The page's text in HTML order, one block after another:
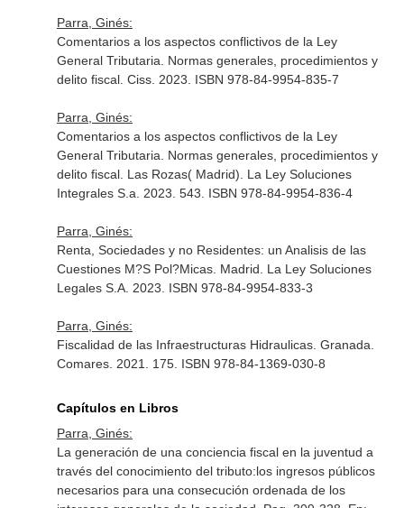
Parra, Ginés:
Comentarios a los aspectos conflictivos de la Ley
General Tributaria. Normas generales, procedimientos y
delito fiscal. Ciss. 2023. ISBN 978-84-9954-835-7
Parra, Ginés:
Comentarios a los aspectos conflictivos de la Ley
General Tributaria. Normas generales, procedimientos y
delito fiscal. Las Rozas( Madrid). La Ley Soluciones
Integrales S.a. 2023. 543. ISBN 978-84-9954-836-4
Parra, Ginés:
Renta, Sociedades y no Residentes: un Analisis de las
Cuestiones M?S Pol?Micas. Madrid. La Ley Soluciones
Legales S.A. 2023. ISBN 978-84-9954-833-3
Parra, Ginés:
Fiscalidad de las Infraestructuras Hidraulicas. Granada.
Comares. 2021. 175. ISBN 978-84-1369-030-8
Capítulos en Libros
Parra, Ginés:
La generación de una conciencia fiscal en la juventud a
través del conocimiento del tributo:los ingresos públicos
necesarios para una consecución ordenada de los